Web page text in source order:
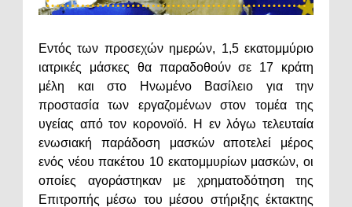
Εντός των προσεχών ημερών, 1,5 εκατομμύριο
ιατρικές μάσκες θα παραδοθούν σε 17 κράτη
μέλη και στο Ηνωμένο Βασίλειο για την
προστασία των εργαζομένων στον τομέα της
υγείας από τον κορονοϊό. Η εν λόγω τελευταία
ενωσιακή παράδοση μασκών αποτελεί μέρος
ενός νέου πακέτου 10 εκατομμυρίων μασκών, οι
οποίες αγοράστηκαν με χρηματοδότηση της
Επιτροπής μέσω του μέσου στήριξης έκτακτης